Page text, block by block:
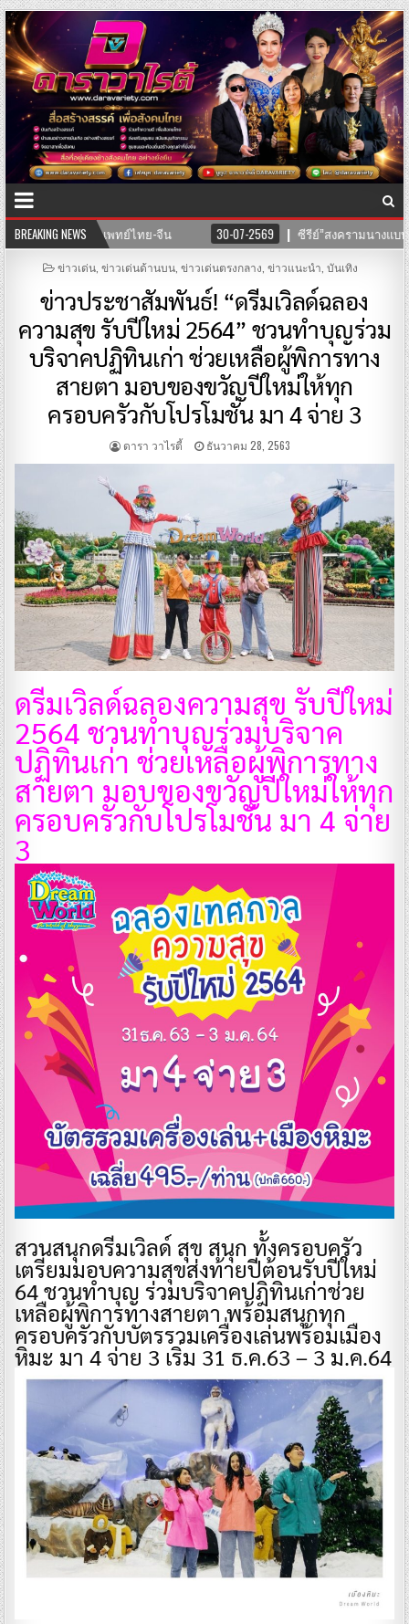
BREAKING NEWS
30-07-2569 ซีรีย์”สงครามนางแบบโมเดล”ค่าย บริษัทแสงตะวันฟิล์ม” น
POSTED
ข่าวเด่น, ข่าวเด่นด้านบน, ข่าวเด่นตรงกลาง ข่าวแนะนำ บันเทิง
ข่าวประชาสัมพันธ์! “ดรีมเวิลด์ฉลอง
ความสุข รับปีใหม่ 2564” ชวนทำบุญร่วม
บริจาคปฏิทินเก่า ช่วยเหลือผู้พิการทาง
สายตา มอบของขวัญปีใหม่ให้ทุก
ครอบครัวกับโปรโมชั่น มา 4 จ่าย 3
ดารา วาไรตี้ ธันวาคม 28, 2563
ดรีมเวิลด์ฉลองความสุข รับปีใหม่
2564 ชวนทำบุญร่วมบริจาค
ปฏิทินเก่า ช่วยเหลือผู้พิการทาง
สายตา มอบของขวัญปีใหม่ให้ทุก
ครอบครัวกับโปรโมชั่น มา 4 จ่าย
3
สวนสนุกดรีมเวิลด์ สุข สนุก ทั้งครอบครัว
เตรียมมอบความสุขส่งท้ายปีต้อนรับปีใหม่
64 ชวนทำบุญ ร่วมบริจาคปฎิทินเก่าช่วย
เหลือผู้พิการทางสายตา พร้อมสนุกทุก
ครอบครัวกับบัตรรวมเครื่องเล่นพร้อมเมือง
หิมะ มา 4 จ่าย 3 เริ่ม 31 ธ.ค.63 – 3 ม.ค.64